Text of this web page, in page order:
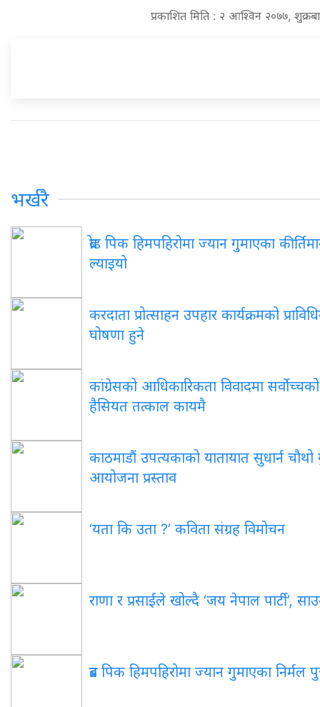
प्रकाशित मिति : २ आश्विन २०७७,
भर्खरै
ब्रोड पिक हिमपहिरोमा ज्यान गुमाएका
ल्याइयो
करदाता प्रोत्साहन उपहार कार्यक्रमको
घोषणा हुने
कांग्रेसको आधिकारिकता विवादमा
हैसियत तत्काल कायमै
काठमाडौं उपत्यकाको यातायात सुधार्न
आयोजना प्रस्ताव
‘यता कि उता ?’ कविता संग्रह विमोचन
राणा र प्रसाईंले खोल्दै ‘जय नेपाल पार्टी’,
ब्रड पिक हिमपहिरोमा ज्यान गुमाएका निर्मल